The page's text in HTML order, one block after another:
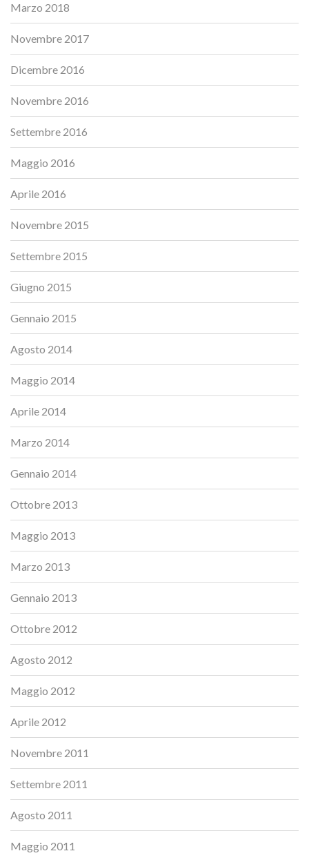
Marzo 2018
Novembre 2017
Dicembre 2016
Novembre 2016
Settembre 2016
Maggio 2016
Aprile 2016
Novembre 2015
Settembre 2015
Giugno 2015
Gennaio 2015
Agosto 2014
Maggio 2014
Aprile 2014
Marzo 2014
Gennaio 2014
Ottobre 2013
Maggio 2013
Marzo 2013
Gennaio 2013
Ottobre 2012
Agosto 2012
Maggio 2012
Aprile 2012
Novembre 2011
Settembre 2011
Agosto 2011
Maggio 2011